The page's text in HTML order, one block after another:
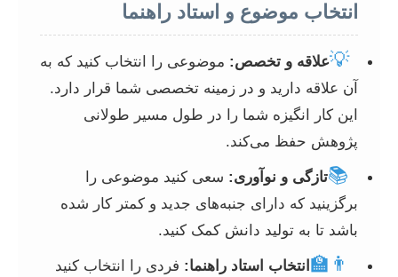
انتخاب موضوع و استاد راهنما
💡علاقه و تخصص: موضوعی را انتخاب کنید که به
آن علاقه دارید و در زمینه تخصصی شما قرار دارد.
این کار انگیزه شما را در طول مسیر طولانی
پژوهش حفظ می‌کند.
📚تازگی و نوآوری: سعی کنید موضوعی را
برگزینید که دارای جنبه‌های جدید و کمتر کار شده
باشد تا به تولید دانش کمک کنید.
👨‍🏫 انتخاب استاد راهنما: فردی را انتخاب کنید